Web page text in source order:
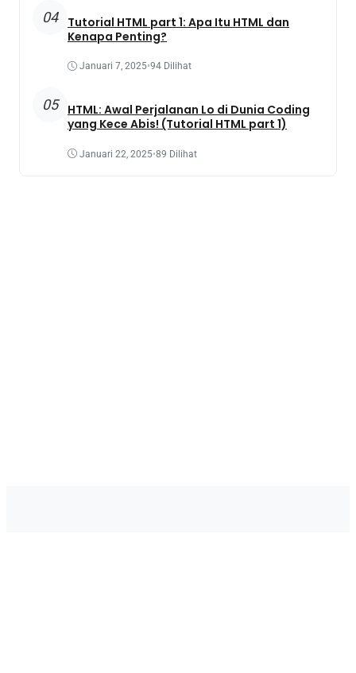
04
Tutorial HTML part 1: Apa Itu HTML dan
Kenapa Penting?
Januari 7, 2025•94 Dilihat
05
HTML: Awal Perjalanan Lo di Dunia Coding
yang Kece Abis! (Tutorial HTML part 1)
Januari 22, 2025•89 Dilihat